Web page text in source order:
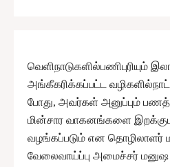
வெளிநாடுகளில்பணிபுரியும்
அங்கீகரிக்கப்பட்ட
போது, ​​அவர்கள் அனுப்பும்
மின்சார வாகனங்களை
வழங்கப்படும் என தொழிலாளர்
வேலைவாய்ப்பு அமைச்சர்